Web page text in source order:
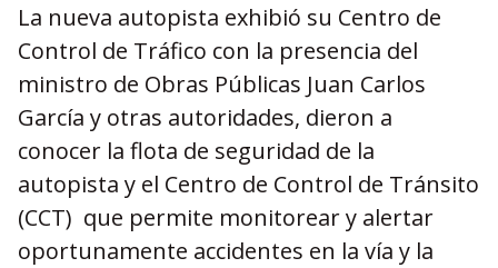
La nueva autopista exhibió su Centro de
Control de Tráfico con la presencia del
ministro de Obras Públicas Juan Carlos
García y otras autoridades, dieron a
conocer la flota de seguridad de la
autopista y el Centro de Control de Tránsito
(CCT) que permite monitorear y alertar
oportunamente accidentes en la vía y la